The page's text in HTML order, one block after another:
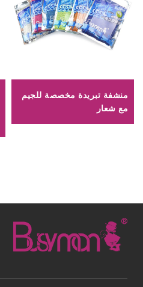
منشفة تبريدة مخصصة للجيم
مع شعار